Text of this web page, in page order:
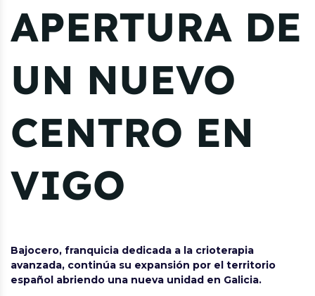
APERTURA DE
UN NUEVO
CENTRO EN
VIGO
Bajocero, franquicia dedicada a la crioterapia
avanzada, continúa su expansión por el territorio
español abriendo una nueva unidad en Galicia.